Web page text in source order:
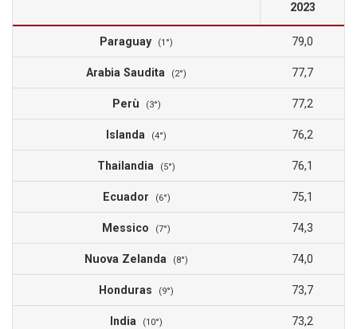
2023
Paraguay (1°) 79,0
Arabia Saudita (2°) 77,7
Perù (3°) 77,2
Islanda (4°) 76,2
Thailandia (5°) 76,1
Ecuador (6°) 75,1
Messico (7°) 74,3
Nuova Zelanda (8°) 74,0
Honduras (9°) 73,7
India (10°) 73,2